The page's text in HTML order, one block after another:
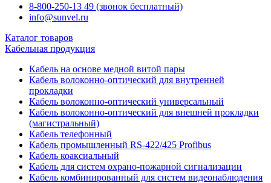
8-800-250-13 49 (звонок бесплатный)
info@sunvel.ru
Каталог товаров
Кабельная продукция
Кабель на основе медной витой пары
Кабель волоконно-оптический для внутренней
прокладки
Кабель волоконно-оптический универсальный
Кабель волоконно-оптический для внешней прокладки
(магистральный)
Кабель телефонный
Кабель промышленный RS-422/425 Profibus
Кабель коаксиальный
Кабель для систем охрано-пожарной сигнализации
Кабель комбинированный для систем видеонаблюдения